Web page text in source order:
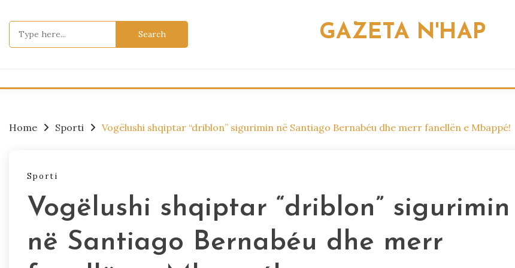
to
content
GAZETA N'HAP
Home Sporti Vogëlushi shqiptar “driblon” sigurimin në Santiago Bernabéu dhe merr fanellën e Mbappé!
Sporti
Vogëlushi shqiptar “driblon” sigurimin
në Santiago Bernabéu dhe merr